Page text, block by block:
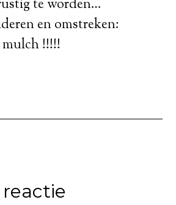
te worden…
en omstreken:
!!!!!